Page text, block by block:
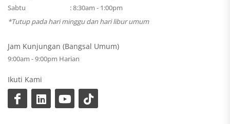
Sabtu
: 8:30am - 1:00pm
*Tutup pada hari minggu dan hari libur umum
Jam Kunjungan (Bangsal Umum)
9:00am - 9:00pm Harian
Ikuti Kami